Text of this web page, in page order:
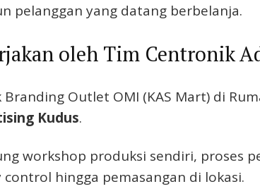
pelanggan yang datang berbelanja.
oleh Tim Centronik
Branding Outlet OMI (KAS Mart) di
Kudus.
workshop produksi sendiri, proses
hingga pemasangan di lokasi.